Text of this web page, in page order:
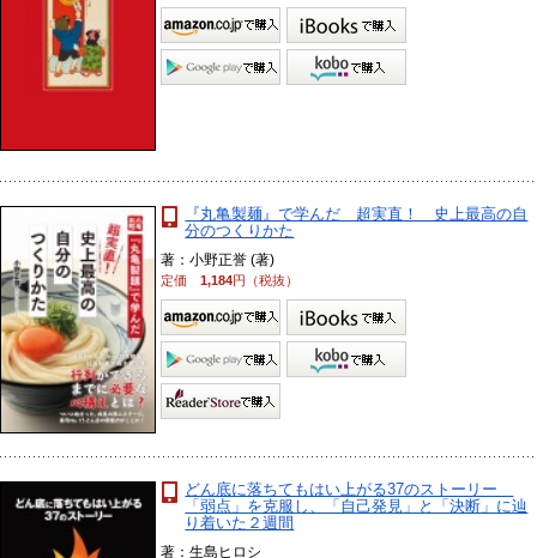
『丸亀製麺』で学んだ 超実直！ 史上最高の自
分のつくりかた
著：小野正誉 (著)
定価1,184円（税抜）
どん底に落ちてもはい上がる37のストーリー
「弱点」を克服し、「自己発見」と「決断」に辿
り着いた２週間
著：生島ヒロシ